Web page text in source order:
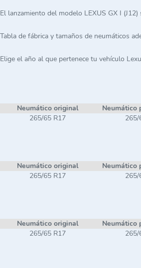
El lanzamiento del modelo LEXUS GX I
Tabla de fábrica y tamaños de neumáticos
Elige el año al que pertenece tu vehículo
Neumático original Neumático
265/65 R17
265/
Neumático original Neumático
265/65 R17
265/
Neumático original Neumático
265/65 R17
265/